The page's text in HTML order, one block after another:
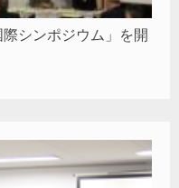
シンポジウム」を開